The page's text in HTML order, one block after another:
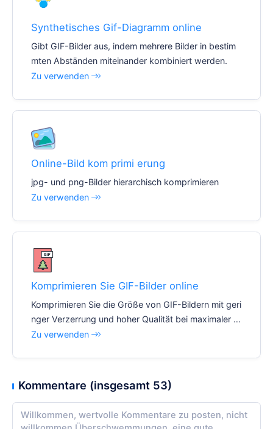
Synthetisches Gif-Diagramm online
Gibt GIF-Bilder aus, indem mehrere Bilder in bestim
mten Abständen miteinander kombiniert werden.
Zu verwenden
Online-Bild kom primi erung
jpg- und png-Bilder hierarchisch komprimieren
Zu verwenden
Komprimieren Sie GIF-Bilder online
Komprimieren Sie die Größe von GIF-Bildern mit geri
nger Verzerrung und hoher Qualität bei maximaler Ef
fizienz.
Zu verwenden
Kommentare (insgesamt 53)